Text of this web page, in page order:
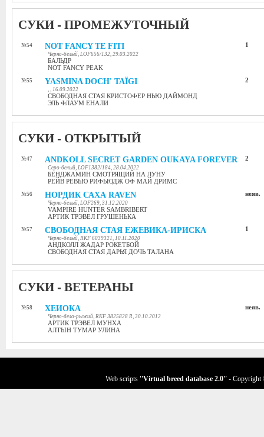
СУКИ - ПРОМЕЖУТОЧНЫЙ
№54 NOT FANCY TE FITI
Черно-белый, LOF656/132, 29.03.2022
БАЛЬДР
NOT FANCY PEAK
1
№55 YASMINA DOCH' TAÏGI
, , 16.09.2022
СВОБОДНАЯ СТАЯ КРИСТОФЕР НЬЮ ДАЙМОНД
ЭЛЬ ФЛАУМ ЕНАЛИ
2
СУКИ - ОТКРЫТЫЙ
№47 ANDKOLL SECRET GARDEN OUKAYA FOREVER
Серо-белый, LOF1382/184, 28.04.2022
БЕНДЖАМИН СМОТРЯЩИЙ НА ЛУНУ
РЕЙВ РЕВЬЮ РИФЬЮДЖ ОФ МАЙ ДРИМС
2
№56 НОРДИК САХА RAVEN
Черно-белый, LOF269, 31.12.2020
VAMPIRE HUNTER SAMBRIBERT
АРТИК ТРЭВЕЛ ГРУШЕНЬКА
неяв.
№57 СВОБОДНАЯ СТАЯ ЕЖЕВИКА-ИРИСКА
Черно-белый, RKF 6039321, 10.11.2020
АНДКОЛЛ ЖАДАР РОКЕТБОЙ
СВОБОДНАЯ СТАЯ ДАРЬЯ ДОЧЬ ТАЛАНА
1
СУКИ - ВЕТЕРАНЫ
№58 ХЕИОКА
Черно-бело-рыжий, RKF 3825828 R, 30.10.2012
АРТИК ТРЭВЕЛ МУНХА
АЛТЫН ТУМАР УЛИНА
неяв.
Web scripts ''Virtual breed database 2.0'' - Copyright